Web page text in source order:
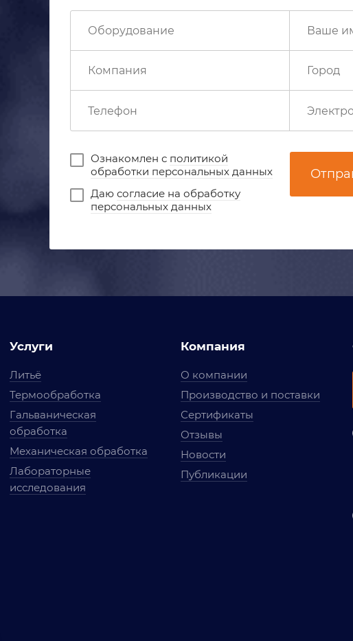
Ознакомлен с политикой
обработки персональных данных
Даю согласие на обработку
персональных данных
Услуги
Литьё
Термообработка
Гальваническая
обработка
Механическая обработка
Лабораторные
исследования
Компания
О компании
Производство и поставки
Сертификаты
Отзывы
Новости
Публикации